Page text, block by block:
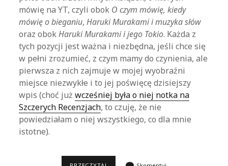
mówię na YT, czyli obok O czym mówię, kiedy
mówię o bieganiu,Haruki Murakami i muzyka słów
oraz obokHaruki Murakami i jego Tokio. Każda z
tych pozycji jest ważna i niezbędna, jeśli chce się
w pełni zrozumieć, z czym mamy do czynienia, ale
pierwsza z nich zajmuje w mojej wyobraźni
miejsce niezwykłe i to jej poświęcę dzisiejszy
wpis (choć jużwcześniej była o niej notka na
Szczerych Recenzjach, to czuję, że nie
powiedziałam o niej wszystkiego, co dla mnie
istotne).